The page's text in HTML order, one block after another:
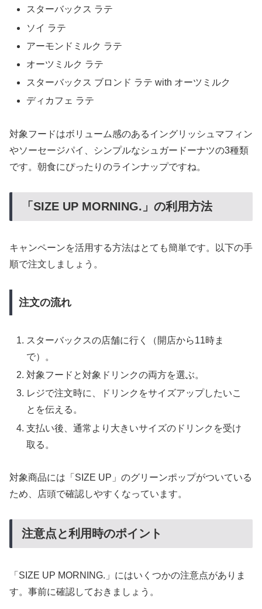
スターバックス ラテ
ソイ ラテ
アーモンドミルク ラテ
オーツミルク ラテ
スターバックス ブロンド ラテ with オーツミルク
ディカフェ ラテ
対象フードはボリューム感のあるイングリッシュマフィン
やソーセージパイ、シンプルなシュガードーナツの3種類
です。朝食にぴったりのラインナップですね。
「SIZE UP MORNING.」の利用方法
キャンペーンを活用する方法はとても簡単です。以下の手
順で注文しましょう。
注文の流れ
スターバックスの店舗に行く（開店から11時ま
で）。
対象フードと対象ドリンクの両方を選ぶ。
レジで注文時に、ドリンクをサイズアップしたいこ
とを伝える。
支払い後、通常より大きいサイズのドリンクを受け
取る。
対象商品には「SIZE UP」のグリーンポップがついている
ため、店頭で確認しやすくなっています。
注意点と利用時のポイント
「SIZE UP MORNING.」にはいくつかの注意点がありま
す。事前に確認しておきましょう。